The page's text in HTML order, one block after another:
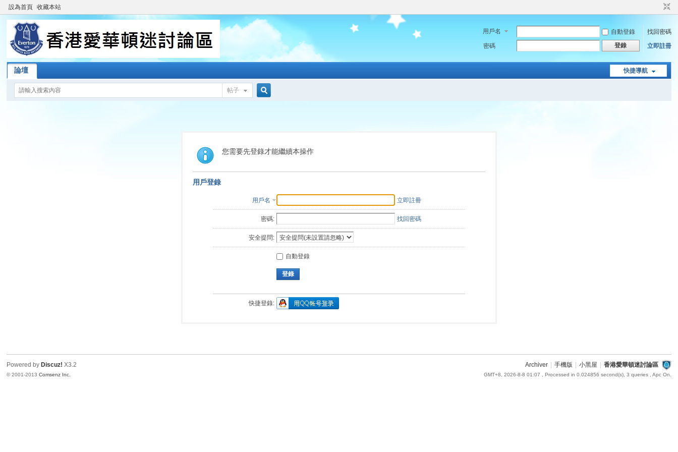
設為首頁 收藏本站
用戶名 自動登錄
找回密碼
密碼
登錄 立即註冊
快捷導航
論壇
帖子
索
您需要先登錄才能繼續本操作
用戶登錄
用戶名 立即註冊
密碼: 找回密碼
安全提問:
自動登錄
登錄
快捷登錄:
Archiver 手機版 小黑屋 香港愛華頓迷討論區
GMT+8, 2026-8-8 01:07 , Processed in 0.024856 second(s), 3 queries , Apc On.
Powered by Discuz! X3.2
© 2001-2013Comsenz Inc.